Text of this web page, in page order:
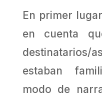
En primer
en cuenta
estaban
modo de